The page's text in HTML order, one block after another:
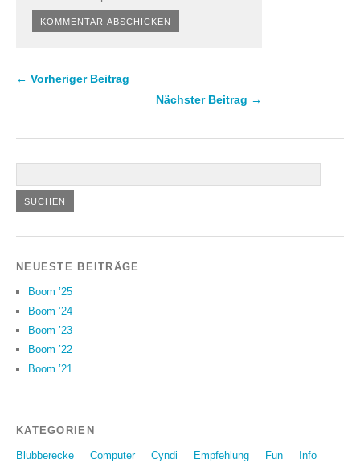
← Vorheriger Beitrag
Nächster Beitrag →
NEUESTE BEITRÄGE
Boom ’25
Boom ’24
Boom ’23
Boom ’22
Boom ’21
KATEGORIEN
Blubberecke Computer Cyndi Empfehlung Fun
Info